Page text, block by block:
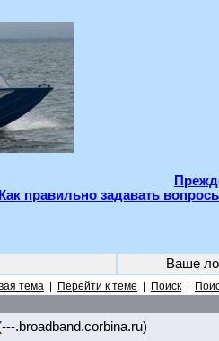
Как правильно задавать
Ваше
тема Перейти к теме Поиск
.broadband.corbina.ru)